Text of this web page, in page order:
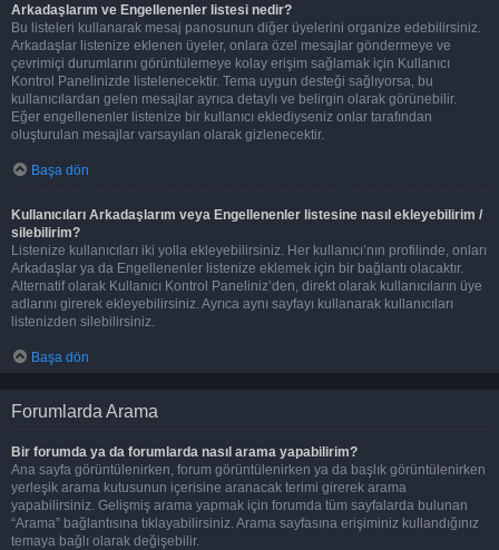
Arkadaşlarım ve Engellenenler listesi nedir?
Bu listeleri kullanarak mesaj panosunun diğer üyelerini organize edebilirsiniz.
Arkadaşlar listenize eklenen üyeler, onlara özel mesajlar göndermeye ve
çevrimiçi durumlarını görüntülemeye kolay erişim sağlamak için Kullanıcı
Kontrol Panelinizde listelenecektir. Tema uygun desteği sağlıyorsa, bu
kullanıcılardan gelen mesajlar ayrıca detaylı ve belirgin olarak görünebilir.
Eğer engellenenler listenize bir kullanıcı eklediyseniz onlar tarafından
oluşturulan mesajlar varsayılan olarak gizlenecektir.
Başa dön
Kullanıcıları Arkadaşlarım veya Engellenenler listesine nasıl ekleyebilirim /
silebilirim?
Listenize kullanıcıları iki yolla ekleyebilirsiniz. Her kullanıcı’nın profilinde, onları
Arkadaşlar ya da Engellenenler listenize eklemek için bir bağlantı olacaktır.
Alternatif olarak Kullanıcı Kontrol Paneliniz’den, direkt olarak kullanıcıların üye
adlarını girerek ekleyebilirsiniz. Ayrıca aynı sayfayı kullanarak kullanıcıları
listenizden silebilirsiniz.
Başa dön
Forumlarda Arama
Bir forumda ya da forumlarda nasıl arama yapabilirim?
Ana sayfa görüntülenirken, forum görüntülenirken ya da başlık görüntülenirken
yerleşik arama kutusunun içerisine aranacak terimi girerek arama
yapabilirsiniz. Gelişmiş arama yapmak için forumda tüm sayfalarda bulunan
“Arama” bağlantısına tıklayabilirsiniz. Arama sayfasına erişiminiz kullandığınız
temaya bağlı olarak değişebilir.